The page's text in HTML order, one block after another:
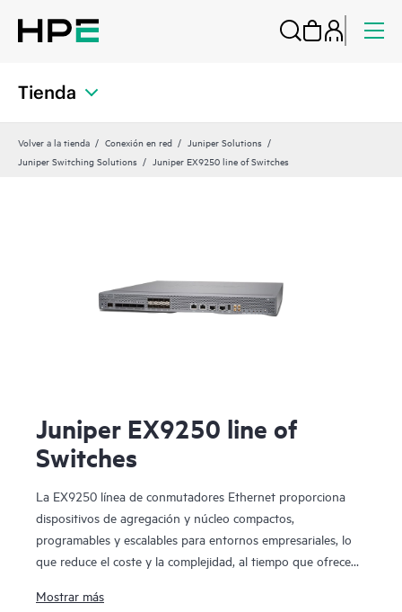
Tienda
Volver a la tienda Conexión en red
Juniper Solutions
Juniper Switching Solutions
Juniper EX9250 line of Switches
Juniper EX9250 line of
Switches
La EX9250 línea de conmutadores Ethernet proporciona
dispositivos de agregación y núcleo compactos,
programables y escalables para entornos empresariales, lo
que reduce el coste y la complejidad, al tiempo que ofrece
Mostrar más